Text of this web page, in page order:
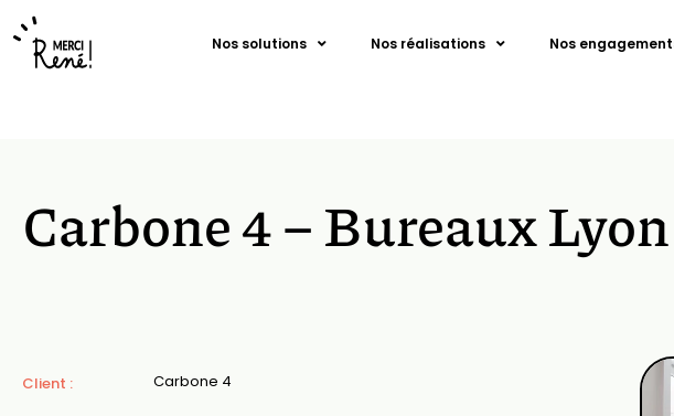
Nos solutions Nos réalisations Nos
Carbone 4 – Bureaux Lyon
Client : Carbone 4